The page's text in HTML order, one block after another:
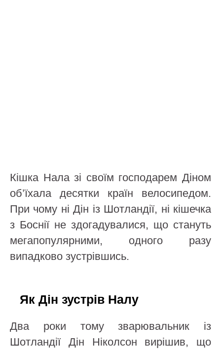
Кішка Нала зі своїм господарем Діном
об’їхала десятки країн велосипедом.
При чому ні Дін із Шотландії, ні кішечка
з Боснії не здогадувалися, що стануть
мегапопулярними, одного разу
випадково зустрівшись.
Як Дін зустрів Налу
Два роки тому зварювальник із
Шотландії Дін Ніколсон вирішив, що